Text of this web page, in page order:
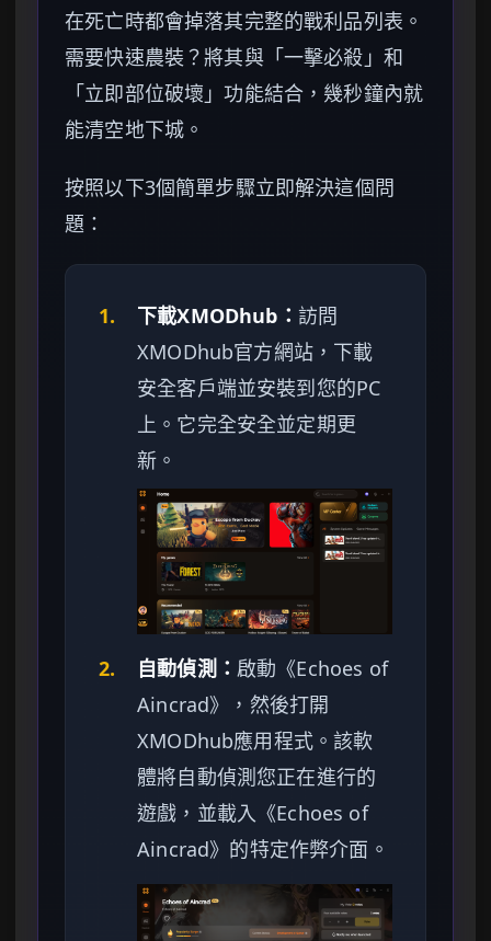
在死亡時都會掉落其完整的戰利品列表。
需要快速農裝？將其與「一擊必殺」和
「立即部位破壞」功能結合，幾秒鐘內就
能清空地下城。
按照以下3個簡單步驟立即解決這個問
題：
1. 下載XMODhub： 訪問
XMODhub官方網站，下載
安全客戶端並安裝到您的PC
上。它完全安全並定期更
新。
2. 自動偵測： 啟動《Echoes of
Aincrad》，然後打開
XMODhub應用程式。該軟
體將自動偵測您正在進行的
遊戲，並載入《Echoes of
Aincrad》的特定作弊介面。